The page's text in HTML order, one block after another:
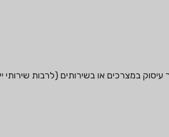
במצרכים או בשירותים (לרבות שירותי